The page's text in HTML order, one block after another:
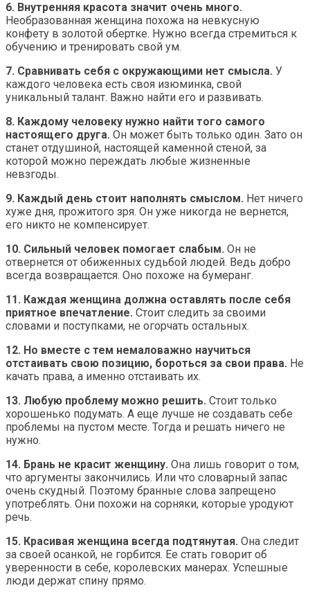
6. Внутренняя красота значит очень много.
Необразованная женщина похожа на невкусную
конфету в золотой обертке. Нужно всегда стремиться к
обучению и тренировать свой ум.
7. Сравнивать себя с окружающими нет смысла. У
каждого человека есть своя изюминка, свой
уникальный талант. Важно найти его и развивать.
8. Каждому человеку нужно найти того самого
настоящего друга. Он может быть только один. Зато он
станет отдушиной, настоящей каменной стеной, за
которой можно переждать любые жизненные
невзгоды.
9. Каждый день стоит наполнять смыслом. Нет ничего
хуже дня, прожитого зря. Он уже никогда не вернется,
его никто не компенсирует.
10. Сильный человек помогает слабым. Он не
отвернется от обиженных судьбой людей. Ведь добро
всегда возвращается. Оно похоже на бумеранг.
11. Каждая женщина должна оставлять после себя
приятное впечатление. Стоит следить за своими
словами и поступками, не огорчать остальных.
12. Но вместе с тем немаловажно научиться
отстаивать свою позицию, бороться за свои права. Не
качать права, а именно отстаивать их.
13. Любую проблему можно решить. Стоит только
хорошенько подумать. А еще лучше не создавать себе
проблемы на пустом месте. Тогда и решать ничего не
нужно.
14. Брань не красит женщину. Она лишь говорит о том,
что аргументы закончились. Или что словарный запас
очень скудный. Поэтому бранные слова запрещено
употреблять. Они похожи на сорняки, которые уродуют
речь.
15. Красивая женщина всегда подтянутая. Она следит
за своей осанкой, не горбится. Ее стать говорит об
уверенности в себе, королевских манерах. Успешные
люди держат спину прямо.